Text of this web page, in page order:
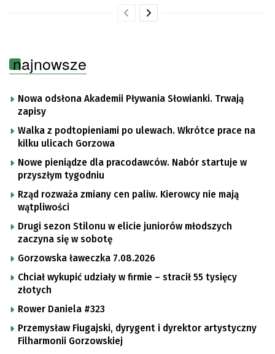
najnowsze
Nowa odsłona Akademii Pływania Słowianki. Trwają
zapisy
Walka z podtopieniami po ulewach. Wkrótce prace na
kilku ulicach Gorzowa
Nowe pieniądze dla pracodawców. Nabór startuje w
przyszłym tygodniu
Rząd rozważa zmiany cen paliw. Kierowcy nie mają
wątpliwości
Drugi sezon Stilonu w elicie juniorów młodszych
zaczyna się w sobotę
Gorzowska ławeczka 7.08.2026
Chciał wykupić udziały w firmie – stracił 55 tysięcy
złotych
Rower Daniela #323
Przemysław Fiugajski, dyrygent i dyrektor artystyczny
Filharmonii Gorzowskiej